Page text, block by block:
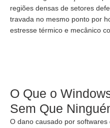
regiões densas de setores
travada no mesmo ponto por
estresse térmico e mecânico
O Que o
Sem Que
O dano causado por softwares